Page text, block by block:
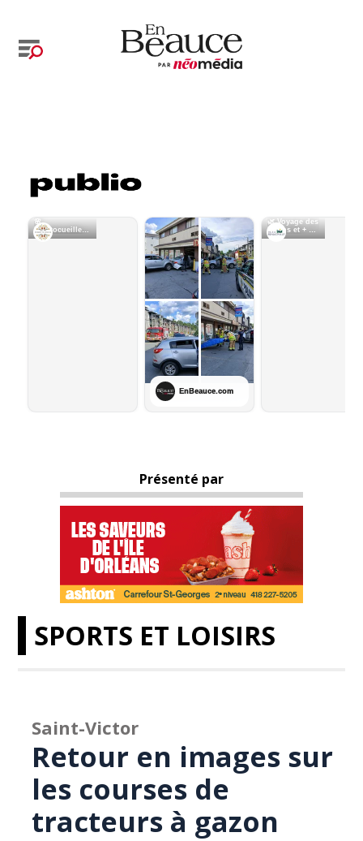
Présenté par
SPORTS ET LOISIRS
Saint-Victor
Retour en images sur
les courses de
tracteurs à gazon